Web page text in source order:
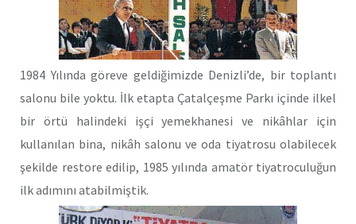
1984 Yılında göreve geldiğimizde Denizli’de, bir toplantı
salonu bile yoktu. İlk etapta Çatalçeşme Parkı içinde ilkel
bir örtü halindeki işçi yemekhanesi ve nikâhlar için
kullanılan bina, nikâh salonu ve oda tiyatrosu olabilecek
şekilde restore edilip, 1985 yılında amatör tiyatroculuğun
ilk adımını atabilmiştik.